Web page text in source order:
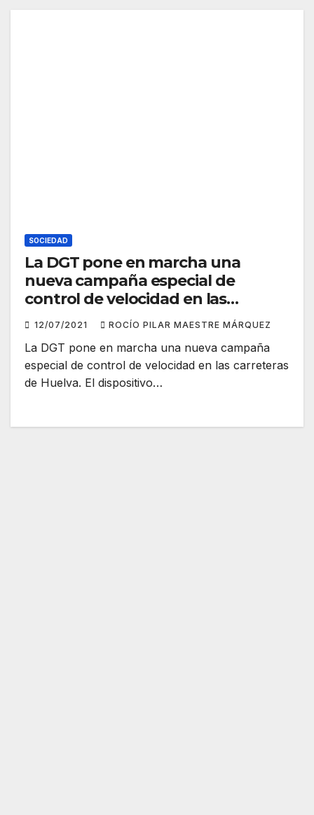
SOCIEDAD
La DGT pone en marcha una
nueva campaña especial de
control de velocidad en las
carreteras de Huelva
12/07/2021 ROCÍO PILAR MAESTRE MÁRQUEZ
La DGT pone en marcha una nueva campaña
especial de control de velocidad en las carreteras
de Huelva. El dispositivo…